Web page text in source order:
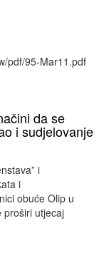
pdf/95-Mar11.pdf
da se
i sudjelovanje
i
i
obuće Olip u
proširi utjecaj